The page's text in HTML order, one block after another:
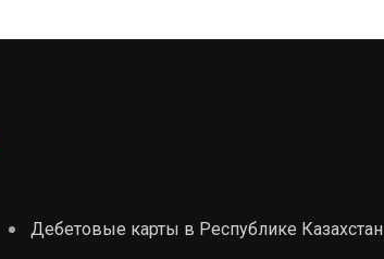
Дебетовые карты в Республике Казахстан